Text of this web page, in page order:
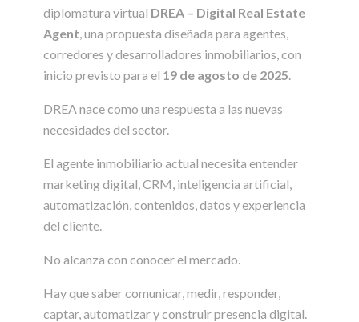
diplomatura virtual DREA – Digital Real Estate
Agent , una propuesta diseñada para agentes,
corredores y desarrolladores inmobiliarios, con
inicio previsto para el 19 de agosto de 2025
DREA nace como una respuesta a las nuevas
necesidades del sector.
El agente inmobiliario actual necesita entender
marketing digital, CRM, inteligencia artificial,
automatización, contenidos, datos y experiencia
del cliente.
No alcanza con conocer el mercado.
Hay que saber comunicar, medir, responder,
captar, automatizar y construir presencia digital.